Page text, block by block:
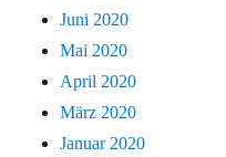
Juni 2020
Mai 2020
April 2020
März 2020
Januar 2020